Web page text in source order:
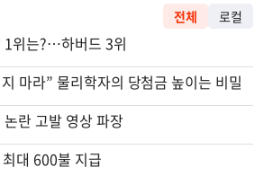
전체 로컬
1위는?…하버드 3위
마라” 물리학자의 당첨금 높이는 비밀
란 고발 영상 파장
대 600불 지급